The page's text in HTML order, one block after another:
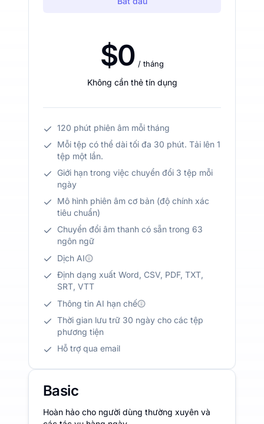
$0 / tháng
Không cần thẻ tín dụng
120 phút phiên âm mỗi tháng
Mỗi tệp có thể dài tối đa 30 phút. Tải lên 1
tệp một lần.
Giới hạn trong việc chuyển đổi 3 tệp mỗi
ngày
Mô hình phiên âm cơ bản (độ chính xác
tiêu chuẩn)
Chuyển đổi âm thanh có sẵn trong 63
ngôn ngữ
Dịch AI
Định dạng xuất Word, CSV, PDF, TXT,
SRT, VTT
Thông tin AI hạn chế
Thời gian lưu trữ 30 ngày cho các tệp
phương tiện
Hỗ trợ qua email
Basic
Hoàn hảo cho người dùng thường xuyên và